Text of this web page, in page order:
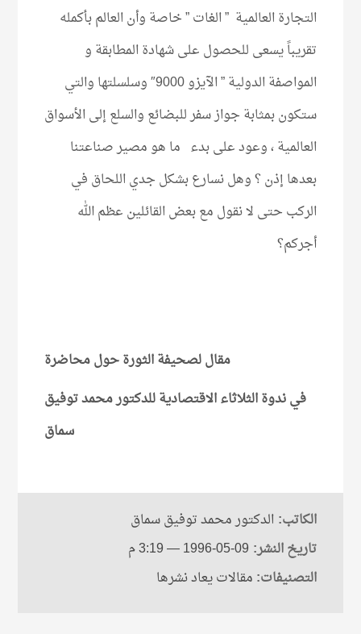
التجارة العالمية ” الغات ” خاصة وأن العالم بأكمله
تقريباً يسعى للحصول على شهادة المطابقة و
المواصفة الدولية ” الآيزو 9000″ وسلسلتها والتي
ستكون بمثابة جواز سفر للبضائع والسلع إلى الأسواق
العالمية ، وعود على بدء ما هو مصير صناعتنا
بعدها إذن ؟ وهل نسارع بشكل جدي اللحاق في
الركب حتى لا نقول مع بعض القائلين عظم الله
أجركم؟
مقال لصحيفة الثورة حول محاضرة
في ندوة الثلاثاء الاقتصادية للدكتور محمد توفيق
سماق
الكاتب: الدكتور محمد توفيق سماق
تاريخ النشر: 1996-05-09— 3:19 م
التصنيفات: مقالات يعاد نشرها